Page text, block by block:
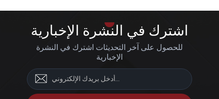
اشترك في النشرة الإخبارية
للحصول على آخر التحديثات اشترك في النشرة
الإخبارية